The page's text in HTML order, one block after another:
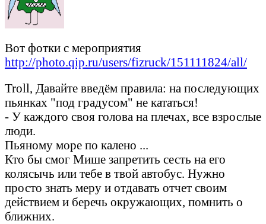
Вот фотки с мероприятия
http://photo.qip.ru/users/fizruck/151111824/all/
Troll, Давайте введём правила: на последующих
пьянках "под градусом" не кататься!
- У каждого своя голова на плечах, все взрослые
люди.
Пьяному море по калено ...
Кто бы смог Мише запретить сесть на его
колясычь или тебе в твой автобус. Нужно
просто знать меру и отдавать отчет своим
действием и беречь окружающих, помнить о
ближних.